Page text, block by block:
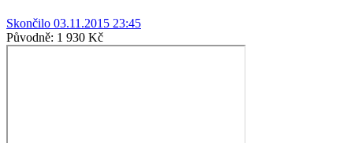
Skončilo 03.11.2015 23:45
Původně: 1 930 Kč